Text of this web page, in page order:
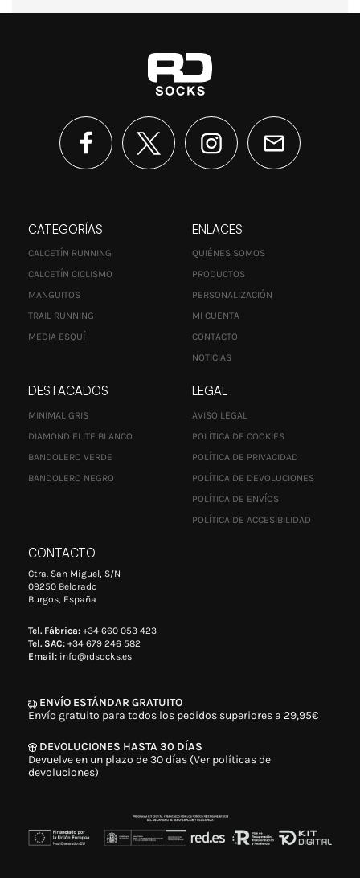
CATEGORÍAS
CALCETÍN RUNNING
CALCETÍN CICLISMO
MANGUITOS
TRAIL RUNNING
MEDIA ESQUÍ
ENLACES
QUIÉNES SOMOS
PRODUCTOS
PERSONALIZACIÓN
MI CUENTA
CONTACTO
NOTICIAS
DESTACADOS
MINIMAL GRIS
DIAMOND ELITE BLANCO
BANDOLERO VERDE
BANDOLERO NEGRO
LEGAL
AVISO LEGAL
POLÍTICA DE COOKIES
POLÍTICA DE PRIVACIDAD
POLÍTICA DE DEVOLUCIONES
POLÍTICA DE ENVÍOS
POLÍTICA DE ACCESIBILIDAD
CONTACTO
Ctra. San Miguel, S/N
09250 Belorado
Burgos, España
Tel. Fábrica: +34 660 053 423
Tel. SAC: +34 679 246 582
Email: info@rdsocks.es
ENVÍO ESTÁNDAR GRATUITO
Envío gratuito para todos los pedidos superiores a 29,95€
DEVOLUCIONES HASTA 30 DÍAS
Devuelve en un plazo de 30 días (Ver políticas de
devoluciones)